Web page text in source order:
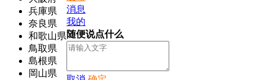
兵庫県
奈良県
和歌山県
鳥取県
島根県
岡山県
消息
我的
随便说点什么